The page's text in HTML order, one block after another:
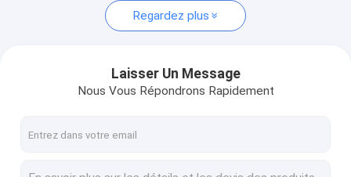
Traitement de carbure de tungstène
poinçon de carbure de tungstène
goupilles de carbure de tungstène
Regardez plus
Laisser Un Message
Nous Vous Répondrons Rapidement